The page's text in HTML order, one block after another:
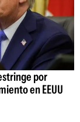
por
en EEUU